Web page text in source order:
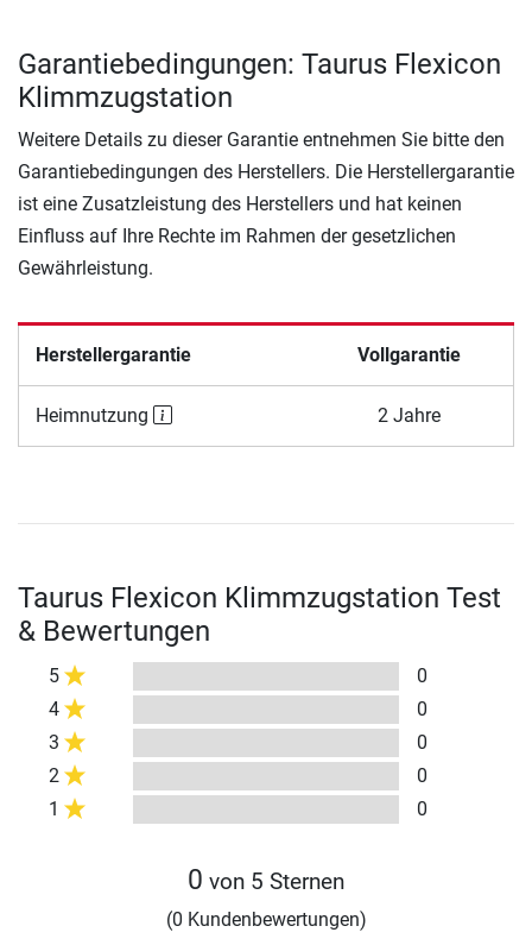
Garantiebedingungen: Taurus Flexicon
Klimmzugstation
Weitere Details zu dieser Garantie entnehmen Sie bitte den
Garantiebedingungen des Herstellers. Die Herstellergarantie
ist eine Zusatzleistung des Herstellers und hat keinen
Einfluss auf Ihre Rechte im Rahmen der gesetzlichen
Gewährleistung.
Herstellergarantie Vollgarantie
Heimnutzung 2 Jahre
Taurus Flexicon Klimmzugstation Test
& Bewertungen
5
0
4
0
3
0
2
0
1
0
0 von 5 Sternen
(0 Kundenbewertungen)